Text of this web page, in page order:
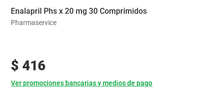
Enalapril Phs x 20 mg 30 Comprimidos
Pharmaservice
$ 416
Ver promociones bancarias y medios de pago